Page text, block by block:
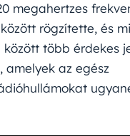
megahertzes
rögzítette, és
több érdekes
az egész